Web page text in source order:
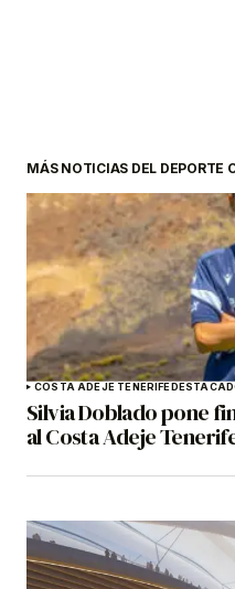
MÁS NOTICIAS DEL DEPORTE
COSTA ADEJE TENERIFE
Silvia Doblado pone
al Costa Adeje